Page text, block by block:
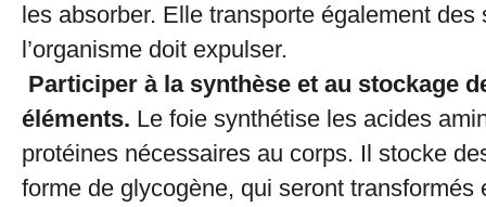
les absorber. Elle transporte également des
l’organisme doit expulser.
Participer à la synthèse et au stockage
éléments. Le foie synthétise les acides
protéines nécessaires au corps. Il stocke
forme de glycogène, qui seront transformés